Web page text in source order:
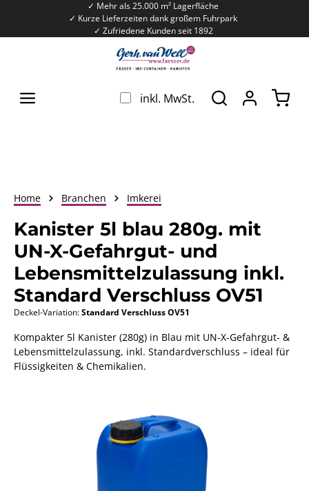
Zum Hauptinhalt springen
✓ Mehr als 25.000 m² Lagerfläche
✓ Kurze Lieferzeiten dank großem Fuhrpark
✓ Zufriedene Kunden seit 1892
inkl. MwSt.
Home Branchen Imkerei
Kanister 5l blau 280g. mit
UN-X-Gefahrgut- und
Lebensmittelzulassung inkl.
Standard Verschluss OV51
Deckel-Variation:Standard Verschluss OV51
Kompakter 5l Kanister (280g) in Blau mit UN-X-Gefahrgut- &
Lebensmittelzulassung, inkl. Standardverschluss – ideal für
Flüssigkeiten & Chemikalien.